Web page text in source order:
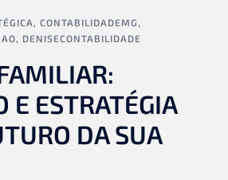
, CONTABILIDADEMG ,
, DENISECONTABILIDADE
E ESTRATÉGIA
DA SUA